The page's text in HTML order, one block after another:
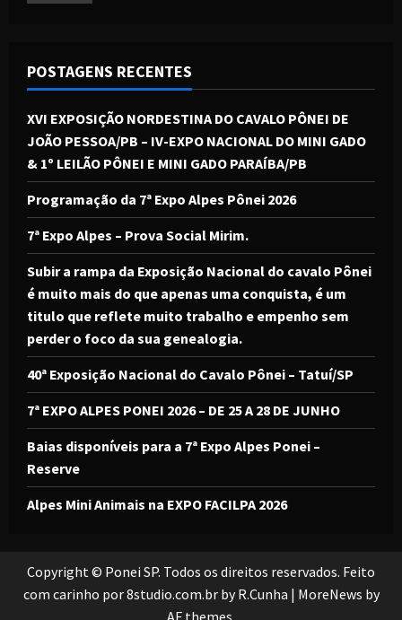
POSTAGENS RECENTES
XVI EXPOSIÇÃO NORDESTINA DO CAVALO PÔNEI DE
JOÃO PESSOA/PB – IV-EXPO NACIONAL DO MINI GADO
& 1º LEILÃO PÔNEI E MINI GADO PARAÍBA/PB
Programação da 7ª Expo Alpes Pônei 2026
7ª Expo Alpes – Prova Social Mirim.
Subir a rampa da Exposição Nacional do cavalo Pônei
é muito mais do que apenas uma conquista, é um
titulo que reflete muito trabalho e empenho sem
perder o foco da sua genealogia.
40ª Exposição Nacional do Cavalo Pônei – Tatuí/SP
7ª EXPO ALPES PONEI 2026 – DE 25 A 28 DE JUNHO
Baias disponíveis para a 7ª Expo Alpes Ponei –
Reserve
Alpes Mini Animais na EXPO FACILPA 2026
Copyright © Ponei SP. Todos os direitos reservados. Feito
com carinho por 8studio.com.br by R.Cunha | MoreNews by